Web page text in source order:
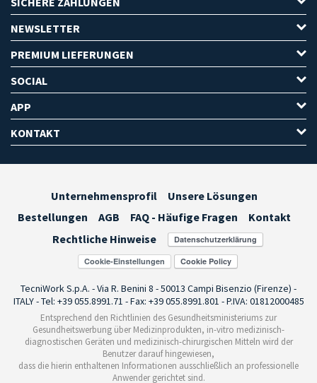
NEWSLETTER
PREMIUM LIEFERUNGEN
SOCIAL
APP
KONTAKT
Unternehmensprofil
Unsere Lösungen
Bestellungen
AGB FAQ - Häufige Fragen
Kontakt
Rechtliche Hinweise
Cookie-Einstellungen
TecniWork S.p.A. - Via R. Benini 8 - 50013 Campi Bisenzio (Firenze) -
ITALY - Tel: +39 055.8991.71 - Fax: +39 055.8991.801 - P.IVA: 01812000485
Entsprechend den Richtlinien des Gesundheitsministeriums zur
Gesundheitswerbung über Medizinprodukten, in-vitro medizinisch-
diagnostischen Geräten und medizinisch-chirurgischen Mitteln wird der
Benutzer darauf hingewiesen,
dass die hierin enthaltenen Informationen ausschließlich an professionelle
Anwender gerichtet sind.